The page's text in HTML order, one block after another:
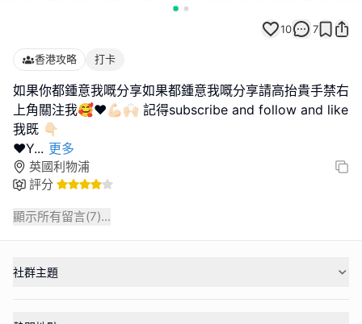
10 7
香港攻略 打卡
如果你都鍾意我嘅分享如果都鍾意我嘅分享請高抬貴手禁右
上角關注我🥰❤️💪🏻🙌🏻 記得subscribe and follow and like
我既 👇🏻
❤️Y... 更多
英國利物浦
評分
顯示所有留言(7)...
社群主題